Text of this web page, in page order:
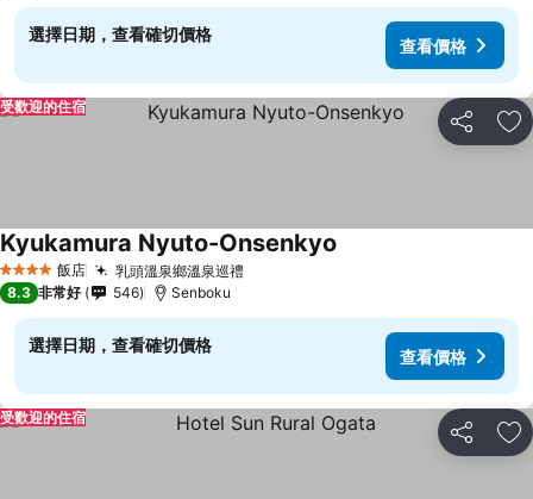
選擇日期，查看確切價格
查看價格
分享 加
受歡迎的住宿
4 星級 飯店 乳頭溫泉鄉溫泉巡禮查看價格
Kyukamura Nyuto-Onsenkyo
8.3 非常好 546 Senboku
選擇日期，查看確切價格
查看價格
分享 加
受歡迎的住宿